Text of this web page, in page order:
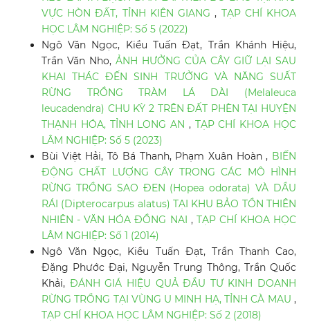
VỰC HÒN ĐẤT, TỈNH KIÊN GIANG, TẠP CHÍ KHOA
HỌC LÂM NGHIỆP: Số 5 (2022)
Ngô Văn Ngọc, Kiều Tuấn Đạt, Trần Khánh Hiệu,
Trần Văn Nho, ẢNH HƯỞNG CỦA CÂY GIỮ LẠI SAU
KHAI THÁC ĐẾN SINH TRƯỞNG VÀ NĂNG SUẤT
RỪNG TRỒNG TRÀM LÁ DÀI (Melaleuca
leucadendra) CHU KỲ 2 TRÊN ĐẤT PHÈN TẠI HUYỆN
THẠNH HÓA, TỈNH LONG AN , TẠP CHÍ KHOA HỌC
LÂM NGHIỆP: Số 5 (2023)
Bùi Việt Hải, Tô Bá Thanh, Phạm Xuân Hoàn , BIẾN
ĐỘNG CHẤT LƯỢNG CÂY TRONG CÁC MÔ HÌNH
RỪNG TRỒNG SAO ĐEN (Hopea odorata) VÀ DẦU
RÁI (Dipterocarpus alatus) TẠI KHU BẢO TỒN THIÊN
NHIÊN - VĂN HÓA ĐỒNG NAI , TẠP CHÍ KHOA HỌC
LÂM NGHIỆP: Số 1 (2014)
Ngô Văn Ngọc, Kiều Tuấn Đạt, Trần Thanh Cao,
Đặng Phước Đại, Nguyễn Trung Thông, Trần Quốc
Khải, ĐÁNH GIÁ HIỆU QUẢ ĐẦU TƯ KINH DOANH
RỪNG TRỒNG TẠI VÙNG U MINH HẠ, TỈNH CÀ MAU,
TẠP CHÍ KHOA HỌC LÂM NGHIỆP: Số 2 (2018)